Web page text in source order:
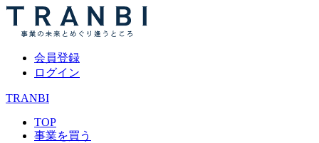
会員登録
ログイン
TRANBI
TOP
事業を買う